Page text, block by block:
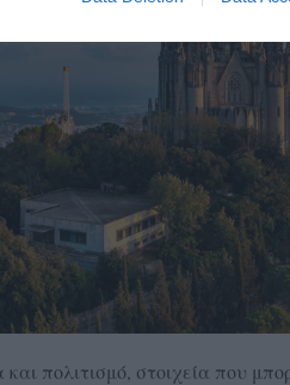
πολιτισμό, στοιχεία που